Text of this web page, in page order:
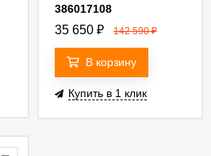
386017108
35 650 ₽ 142 590₽
В корзину
Купить в 1 клик